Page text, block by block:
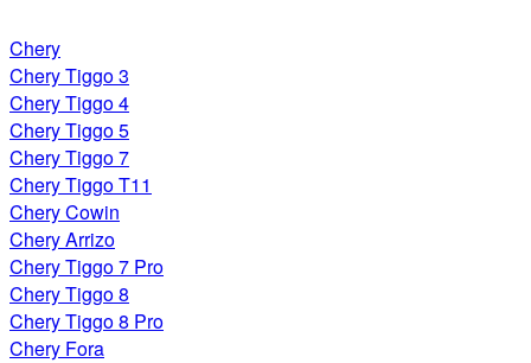
Chery
Chery Tiggo 3
Chery Tiggo 4
Chery Tiggo 5
Chery Tiggo 7
Chery Tiggo T11
Chery Cowin
Chery Arrizo
Chery Tiggo 7 Pro
Chery Tiggo 8
Chery Tiggo 8 Pro
Chery Fora